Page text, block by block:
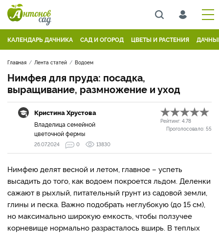
КАЛЕНДАРЬ ДАЧНИКА САД И ОГОРОД ЦВЕТЫ И РАСТЕНИЯ
Главная Лента статей Водоем
Нимфея для пруда: посадка,
выращивание, размножение и уход
Кристина Хрустова
Владелица семейной
цветочной фермы
Рейтинг: 4.78
Проголосовало: 55
26.07.2024 0 13830
Нимфею делят весной и летом, главное – успеть
высадить до того, как водоем покроется льдом. Деленки
сажают в рыхлый, питательный грунт из садовой земли,
глины и песка. Важно подобрать неглубокую (до 15 см),
но максимально широкую емкость, чтобы ползучее
корневище нормально разрасталось вширь. В теплых